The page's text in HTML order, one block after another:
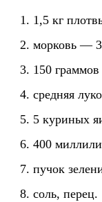
1,5 кг
морковь —
150
средняя
5 куриных
400
пучок
соль, перец.